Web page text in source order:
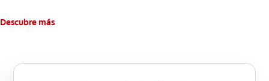
Descubre más